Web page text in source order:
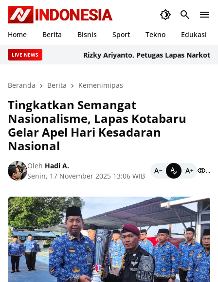
Home Berita Bisnis Sport Tekno Edukasi
LIVE NEWS Rizky Ariyanto, Petugas Lapas Narkotika
Beranda Berita Kemenimipas
Tingkatkan Semangat
Nasionalisme, Lapas Kotabaru
Gelar Apel Hari Kesadaran
Nasional
Oleh Hadi A.
Senin, 17 November 2025 13:06 WIB
...